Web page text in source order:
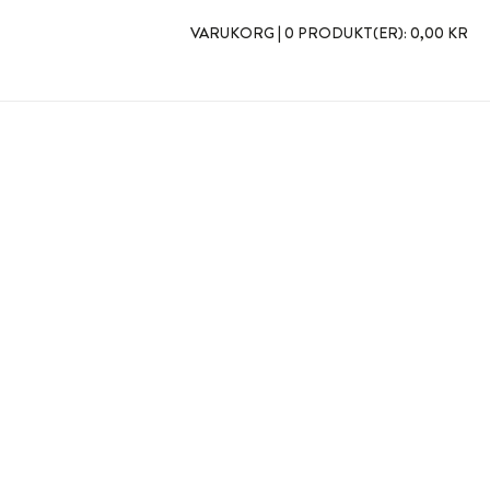
VARUKORG | 0 PRODUKT(ER): 0,00 KR